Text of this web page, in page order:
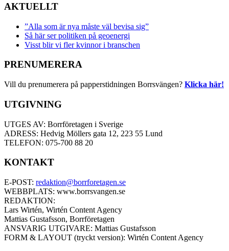
AKTUELLT
”Alla som är nya måste väl bevisa sig”
Så här ser politiken på geoenergi
Visst blir vi fler kvinnor i branschen
PRENUMERERA
Vill du prenumerera på papperstidningen Borrsvängen? Klicka här!
UTGIVNING
UTGES AV: Borrföretagen i Sverige
ADRESS: Hedvig Möllers gata 12, 223 55 Lund
TELEFON: 075-700 88 20
KONTAKT
E-POST: redaktion@borrforetagen.se
WEBBPLATS: www.borrsvangen.se
REDAKTION:
Lars Wirtén, Wirtén Content Agency
Mattias Gustafsson, Borrföretagen
ANSVARIG UTGIVARE: Mattias Gustafsson
FORM & LAYOUT (tryckt version): Wirtén Content Agency